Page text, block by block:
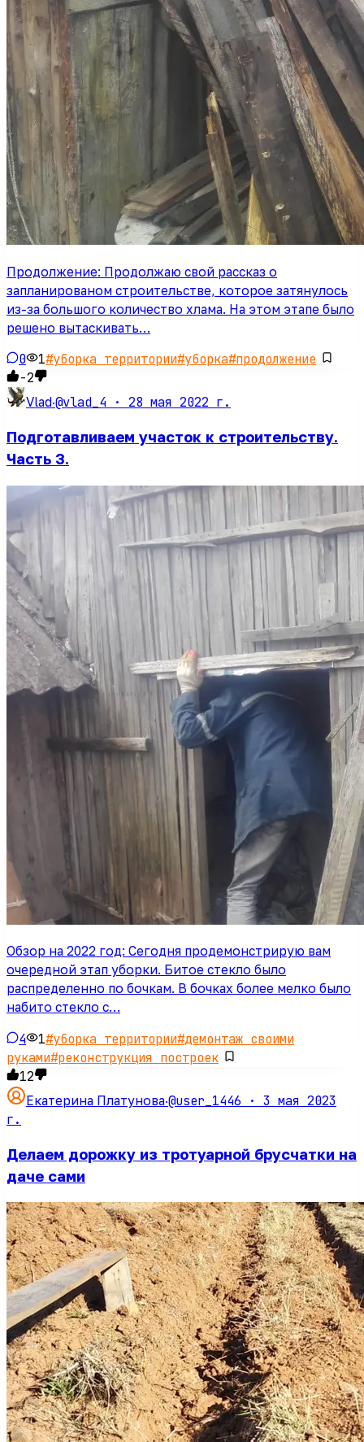
Продолжение: Продолжаю свой рассказ о
запланированом строительстве, которое затянулось
из-за большого количество хлама. На этом этапе было
решено вытаскивать…
0 1#уборка территории#уборка#продолжение
-2
Vlad·@vlad_4 · 28 мая 2022 г.
Подготавливаем участок к строительству.
Часть 3.
Обзор на 2022 год: Сегодня продемонстрирую вам
очередной этап уборки. Битое стекло было
распределенно по бочкам. В бочках более мелко было
набито стекло с…
4 1#уборка территории#демонтаж своими
руками#реконструкция построек
12
Екатерина Платунова·@user_1446 · 3 мая 2023
г.
Делаем дорожку из тротуарной брусчатки на
даче сами